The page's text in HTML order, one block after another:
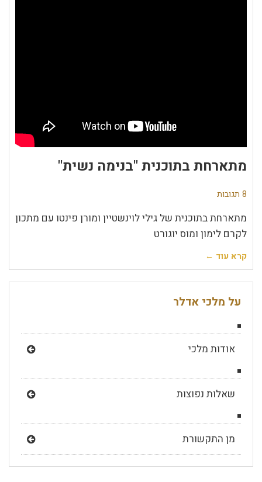
מתארחת בתוכנית "בנימה נשית"
8 תגובות
מתארחת בתוכנית של גילי לוינשטיין ומורן פינטו עם מתכון
לקרם לימון ומוס יוגורט
קרא עוד ←
על מלכי אדלר
אודות מלכי
שאלות נפוצות
מן התקשורת